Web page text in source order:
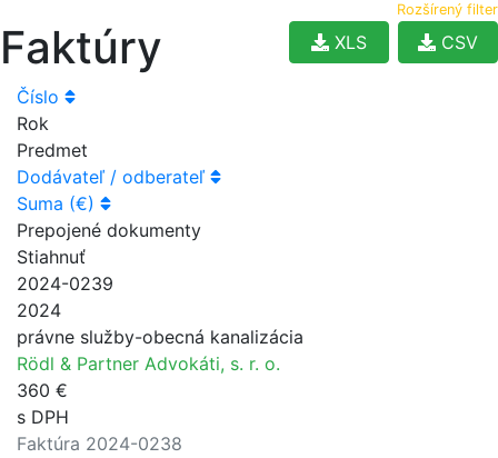
Rozšírený filter
Faktúry CSV
XLS
Číslo
Rok
Predmet
Dodávateľ / odberateľ
Suma (€)
Prepojené dokumenty
Stiahnuť
2024-0239
2024
právne služby-obecná kanalizácia
Rödl & Partner Advokáti, s. r. o.
360 €
s DPH
Faktúra 2024-0238